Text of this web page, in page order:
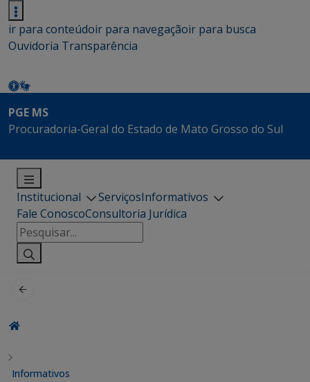
ir para conteúdoir para navegaçãoir para busca
Ouvidoria Transparência
PGE MS
Procuradoria-Geral do Estado de Mato Grosso do Sul
Institucional ServiçosInformativos
Fale ConoscoConsultoria Jurídica
Pesquisar
por:
Informativos